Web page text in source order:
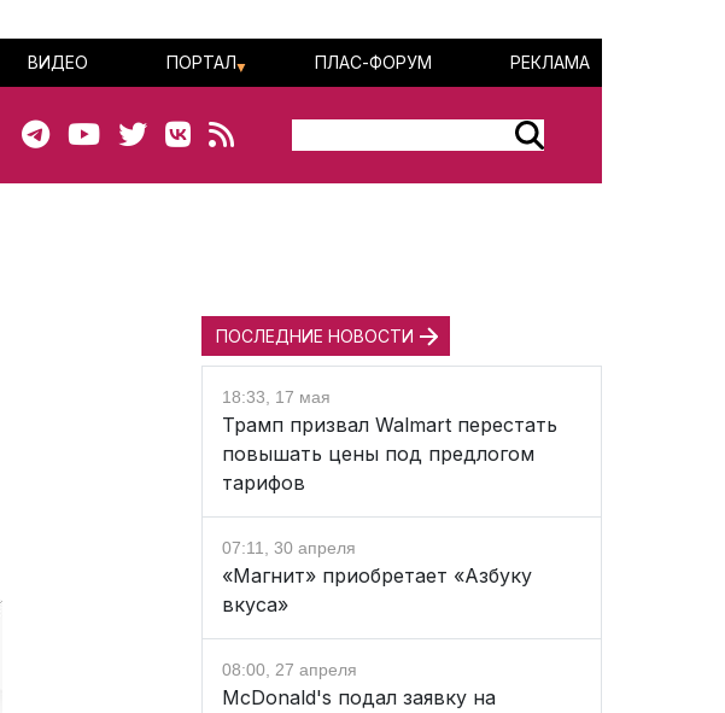
ВИДЕО ПОРТАЛ ПЛАС-ФОРУМ РЕКЛАМА
ПОСЛЕДНИЕ НОВОСТИ
18:33, 17 мая
Трамп призвал Walmart перестать
повышать цены под предлогом
тарифов
07:11, 30 апреля
«Магнит» приобретает «Азбуку
вкуса»
08:00, 27 апреля
McDonald's подал заявку на